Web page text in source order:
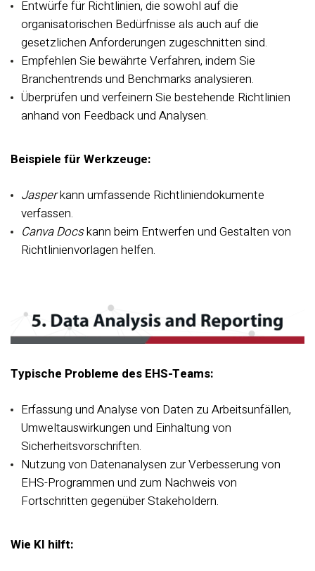
Entwürfe für Richtlinien, die sowohl auf die
organisatorischen Bedürfnisse als auch auf die
gesetzlichen Anforderungen zugeschnitten sind.
Empfehlen Sie bewährte Verfahren, indem Sie
Branchentrends und Benchmarks analysieren.
Überprüfen und verfeinern Sie bestehende Richtlinien
anhand von Feedback und Analysen.
Beispiele für Werkzeuge:
Jasperkann umfassende Richtliniendokumente
verfassen.
Canva Docskann beim Entwerfen und Gestalten von
Richtlinienvorlagen helfen.
Typische Probleme des EHS-Teams:
Erfassung und Analyse von Daten zu Arbeitsunfällen,
Umweltauswirkungen und Einhaltung von
Sicherheitsvorschriften.
Nutzung von Datenanalysen zur Verbesserung von
EHS-Programmen und zum Nachweis von
Fortschritten gegenüber Stakeholdern.
Wie KI hilft: